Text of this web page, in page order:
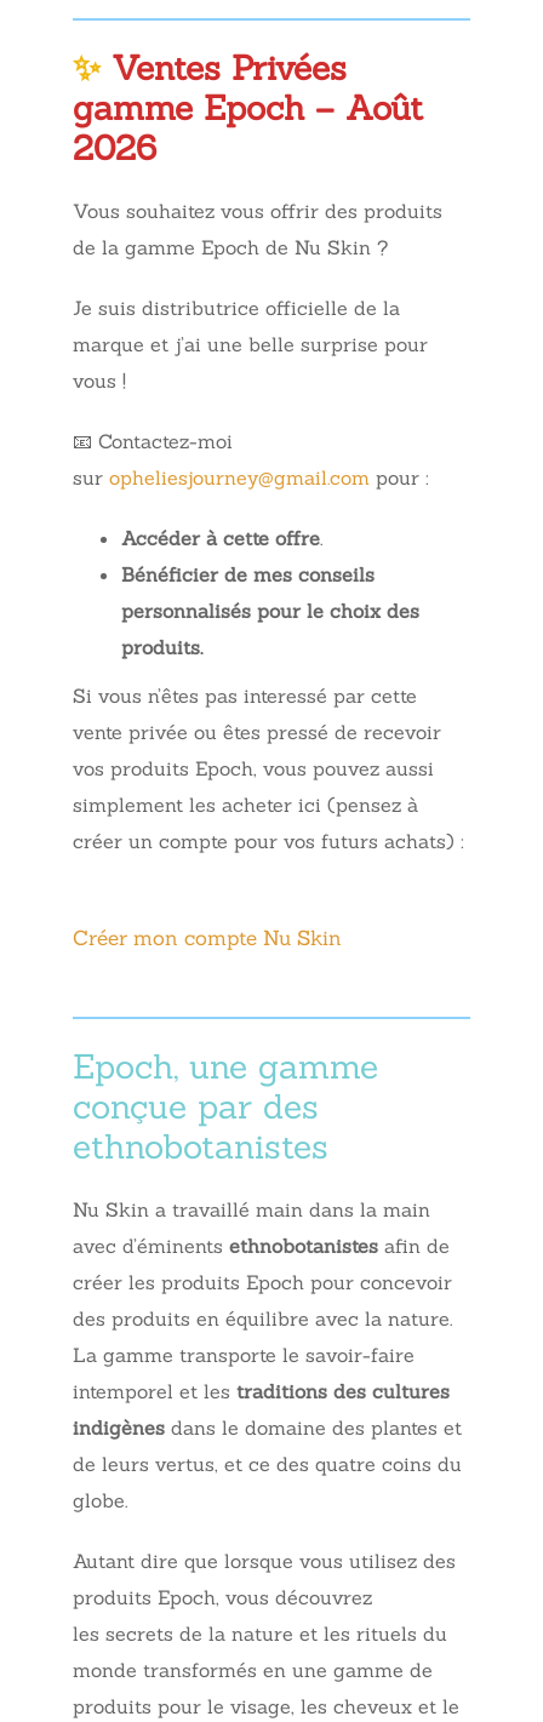
✨ Ventes Privées
gamme Epoch – Août
2026
Vous souhaitez vous offrir des produits
de la gamme Epoch de Nu Skin ?
Je suis distributrice officielle de la
marque et j’ai une belle surprise pour
vous !
📧 Contactez-moi
sur opheliesjourney@gmail.com pour :
Accéder à cette offre.
Bénéficier de mes conseils
personnalisés pour le choix des
produits.
Si vous n’êtes pas interessé par cette
vente privée ou êtes pressé de recevoir
vos produits Epoch, vous pouvez aussi
simplement les acheter ici (pensez à
créer un compte pour vos futurs achats) :
Créer mon compte Nu Skin
Epoch, une gamme
conçue par des
ethnobotanistes
Nu Skin a travaillé main dans la main
avec d’éminents ethnobotanistes afin de
créer les produits Epoch pour concevoir
des produits en équilibre avec la nature.
La gamme transporte le savoir-faire
intemporel et les traditions des cultures
indigènes dans le domaine des plantes et
de leurs vertus, et ce des quatre coins du
globe.
Autant dire que lorsque vous utilisez des
produits Epoch, vous découvrez
les secrets de la nature et les rituels du
monde transformés en une gamme de
produits pour le visage, les cheveux et le